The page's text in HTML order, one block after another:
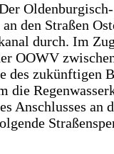
Oldenburgisch-
den Straßen
durch. Im
OOWV
des zukünftigen
die
Anschlusses an